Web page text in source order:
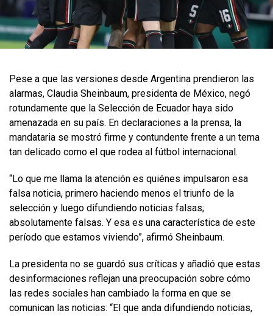
Pese a que las versiones desde Argentina prendieron las
alarmas, Claudia Sheinbaum, presidenta de México, negó
rotundamente que la Selección de Ecuador haya sido
amenazada en su país. En declaraciones a la prensa, la
mandataria se mostró firme y contundente frente a un tema
tan delicado como el que rodea al fútbol internacional.
“Lo que me llama la atención es quiénes impulsaron esa
falsa noticia, primero haciendo menos el triunfo de la
selección y luego difundiendo noticias falsas;
absolutamente falsas. Y esa es una característica de este
período que estamos viviendo”, afirmó Sheinbaum.
La presidenta no se guardó sus críticas y añadió que estas
desinformaciones reflejan una preocupación sobre cómo
las redes sociales han cambiado la forma en que se
comunican las noticias: “El que anda difundiendo noticias,